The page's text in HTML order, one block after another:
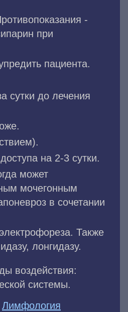
-
при
пациента.
сутки до лечения
на 2-3 сутки.
может
мочегонным
в сочетании
Также
лонгидазу.
воздействия:
системы.
Лимфология